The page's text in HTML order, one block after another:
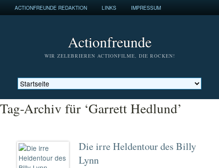
ACTIONFREUNDE REDAKTION LINKS IMPRESSUM
Actionfreunde
WIR ZELEBRIEREN ACTIONFILME, DIE ROCKEN!
Tag-Archiv für ‘Garrett Hedlund’
Die irre Heldentour des Billy
Lynn